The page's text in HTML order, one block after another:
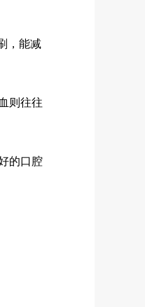
，能减
则往往
的口腔